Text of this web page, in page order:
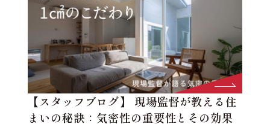
【スタッフブログ】 現場監督が教える住
まいの秘訣：気密性の重要性とその効果